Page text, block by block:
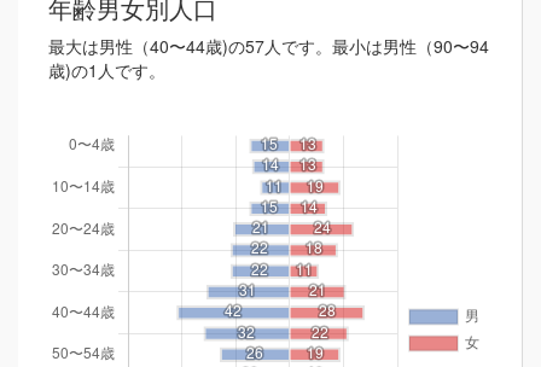
年齢男女別人口
最大は男性（40〜44歳)の57人です。最小は男性（90〜94
歳)の1人です。